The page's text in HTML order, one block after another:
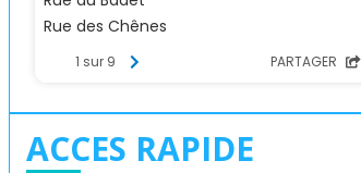
ACCES RAPIDE